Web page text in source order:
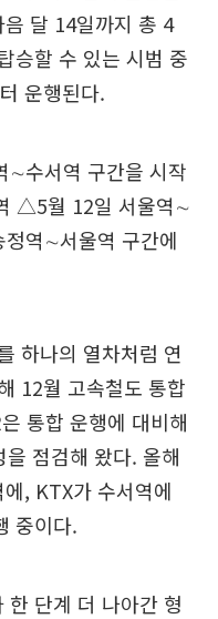
달 14일까지 총 4
승할 수 있는 시범 중
운행된다.
∼수서역 구간을 시작
△5월 12일 서울역∼
역∼서울역 구간에
하나의 열차처럼 연
12월 고속철도 통합
통합 운행에 대비해
점검해 왔다. 올해
, KTX가 수서역에
중이다.
한 단계 더 나아간 형